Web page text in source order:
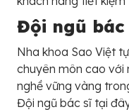
Đội ngũ bác
Nha khoa Sao Việt
chuyên môn cao với
nghề vững vàng
Đội ngũ bác sĩ tại